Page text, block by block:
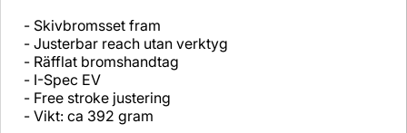
- Skivbromsset fram
- Justerbar reach utan verktyg
- Räfflat bromshandtag
- I-Spec EV
- Free stroke justering
- Vikt: ca 392 gram